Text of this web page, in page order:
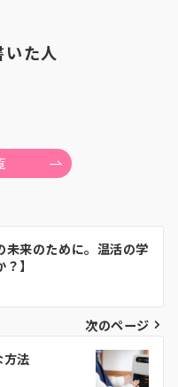
た人
未来のために。温活の学
】
次のページ
方法